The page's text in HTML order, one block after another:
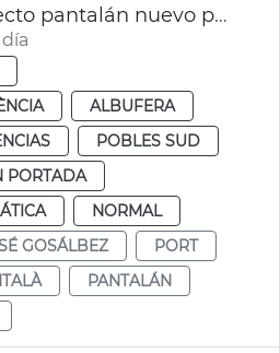
Redacción proyecto pantalán nuevo pantalán puerto de El Saler València
ALBUFERA
POBLES SUD
PORTADA
NORMAL
GOSÁLBEZ
PORT
PANTALÁN